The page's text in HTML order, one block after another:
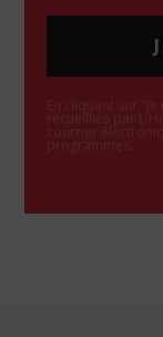
En cliquant sur
recueillies par
courrier
programmes.